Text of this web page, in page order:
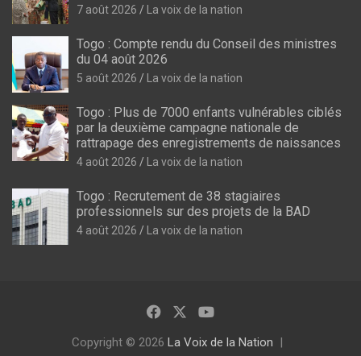
7 août 2026 La voix de la nation
Togo : Compte rendu du Conseil des ministres
du 04 août 2026
5 août 2026 La voix de la nation
Togo : Plus de 7000 enfants vulnérables ciblés
par la deuxième campagne nationale de
rattrapage des enregistrements de naissances
4 août 2026 La voix de la nation
Togo : Recrutement de 38 stagiaires
professionnels sur des projets de la BAD
4 août 2026 La voix de la nation
Copyright © 2026 La Voix de la Nation